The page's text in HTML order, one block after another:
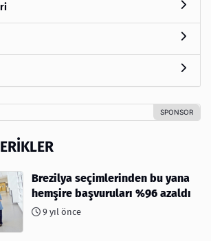
Brezilya seçimlerinden bu yana
hemşire başvuruları %96 azaldı
9 yıl önce